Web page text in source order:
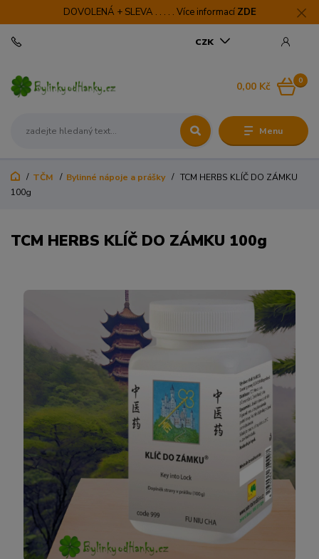
DOVOLENÁ + SLEVA . . . . . Více informací ZDE
Menu
CZK
0
0,00 Kč
TČM Bylinné nápoje a prášky
TCM HERBS KLÍČ DO ZÁMKU
100g
TCM HERBS KLÍČ DO ZÁMKU 100g